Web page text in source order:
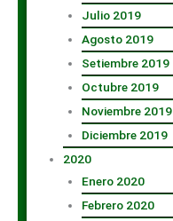
Julio 2019
Agosto 2019
Setiembre 2019
Octubre 2019
Noviembre 2019
Diciembre 2019
2020
Enero 2020
Febrero 2020